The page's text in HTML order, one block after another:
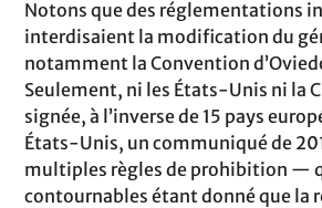
Notons que des réglementations
interdisaient la modification du
notamment la Convention
Seulement, ni les États-Unis ni la
signée, à l’inverse de 15 pays
États-Unis, un communiqué de
multiples règles de prohibition —
contournables étant donné que la